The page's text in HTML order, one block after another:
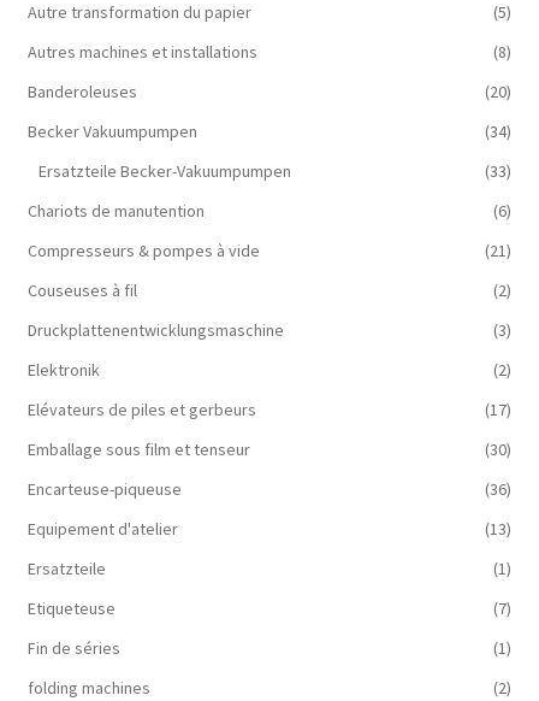
Autre transformation du papier
(5)
Autres machines et installations
(8)
Banderoleuses
(20)
Becker Vakuumpumpen
(34)
Ersatzteile Becker-Vakuumpumpen
(33)
Chariots de manutention
(6)
Compresseurs & pompes à vide
(21)
Couseuses à fil
(2)
Druckplattenentwicklungsmaschine
(3)
Elektronik
(2)
Elévateurs de piles et gerbeurs
(17)
Emballage sous film et tenseur
(30)
Encarteuse-piqueuse
(36)
Equipement d'atelier
(13)
Ersatzteile
(1)
Etiqueteuse
(7)
Fin de séries
(1)
folding machines
(2)